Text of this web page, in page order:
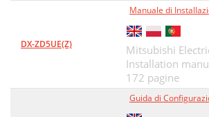
DX-ZD5UE(Z)
Manuale di
Mitsubishi
Installation
172 pagine
Guida di